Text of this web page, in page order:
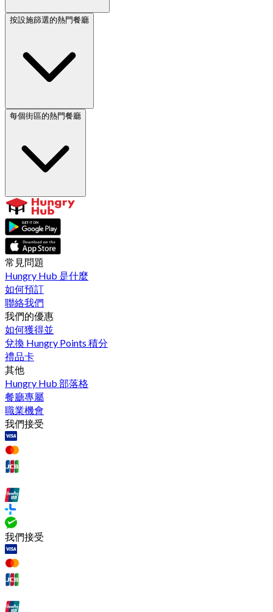
按設施篩選的熱門餐廳
每個街區的熱門餐廳
常見問題
Hungry Hub 是什麼
如何預訂
聯絡我們
我們的優惠
如何獲得並
兌換 Hungry Points 積分
禮品卡
其他
Hungry Hub 部落格
餐廳專屬
職業機會
我們接受
我們接受